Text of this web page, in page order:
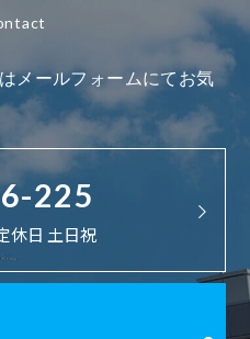
メールフォームにてお気
225
休日 土日祝